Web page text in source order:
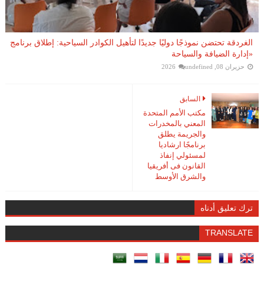
الغردقة تحتضن نموذجًا دوليًا جديدًا لتأهيل الكوادر السياحية: إطلاق برنامج
«إدارة الضيافة والسياحة
حزيران 08, 2026 undefined
السابق
مكتب الأمم المتحدة
المعني بالمخدرات
والجريمة يطلق
برنامجًا ارشاديا
لمسئولي إنفاذ
القانون فى أفريقيا
والشرق الأوسط
ترك تعليق أدناه
TRANSLATE